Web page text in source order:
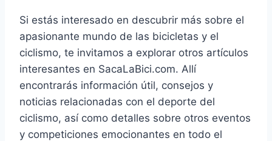
Si estás interesado en descubrir más sobre el
apasionante mundo de las bicicletas y el
ciclismo, te invitamos a explorar otros artículos
interesantes en SacaLaBici.com. Allí
encontrarás información útil, consejos y
noticias relacionadas con el deporte del
ciclismo, así como detalles sobre otros eventos
y competiciones emocionantes en todo el